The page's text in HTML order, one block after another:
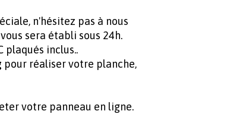
n'hésitez pas à nous
sera établi sous 24h.
plaqués inclus..
pour réaliser votre planche,
votre panneau en ligne.